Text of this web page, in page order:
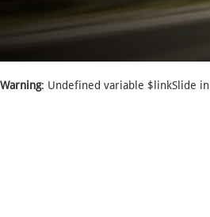
Warning: Undefined variable $linkSlide in